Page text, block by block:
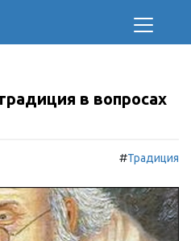
в вопросах
#Традиция